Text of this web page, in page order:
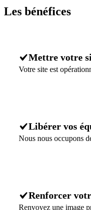
Les bénéfices
Mettre votre
Votre site est
Libérer vos
Nous nous occupons
Renforcer
Renvoyez une image